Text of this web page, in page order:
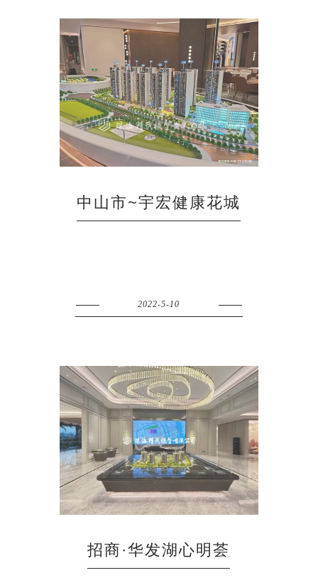
中山市~宇宏健康花城
2022-5-10
招商·华发湖心明荟